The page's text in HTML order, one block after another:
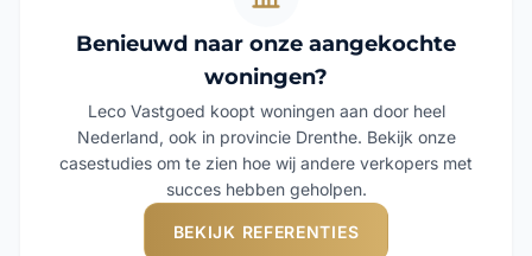
Benieuwd naar onze aangekochte
woningen?
Leco Vastgoed koopt woningen aan door heel
Nederland, ook in provincie Drenthe. Bekijk onze
casestudies om te zien hoe wij andere verkopers met
succes hebben geholpen.
BEKIJK REFERENTIES